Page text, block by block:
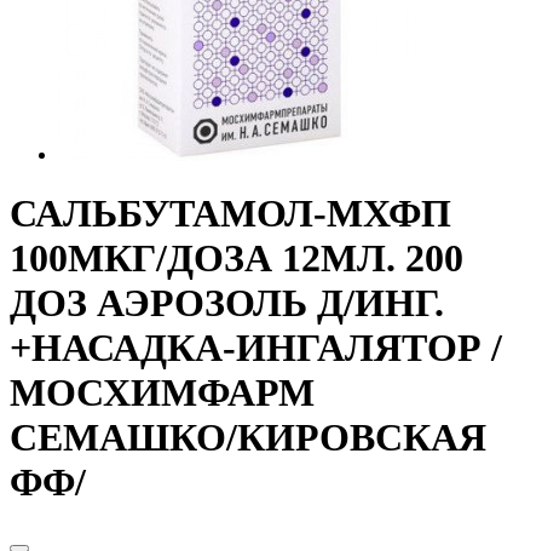
САЛЬБУТАМОЛ-МХФП
100МКГ/ДОЗА 12МЛ. 200
ДОЗ АЭРОЗОЛЬ Д/ИНГ.
+НАСАДКА-ИНГАЛЯТОР /
МОСХИМФАРМ
СЕМАШКО/КИРОВСКАЯ
ФФ/